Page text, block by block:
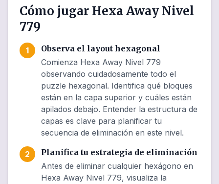
Cómo jugar Hexa Away Nivel
779
1
Observa el layout hexagonal
Comienza Hexa Away Nivel 779
observando cuidadosamente todo el
puzzle hexagonal. Identifica qué bloques
están en la capa superior y cuáles están
apilados debajo. Entender la estructura de
capas es clave para planificar tu
secuencia de eliminación en este nivel.
2
Planifica tu estrategia de eliminación
Antes de eliminar cualquier hexágono en
Hexa Away Nivel 779, visualiza la